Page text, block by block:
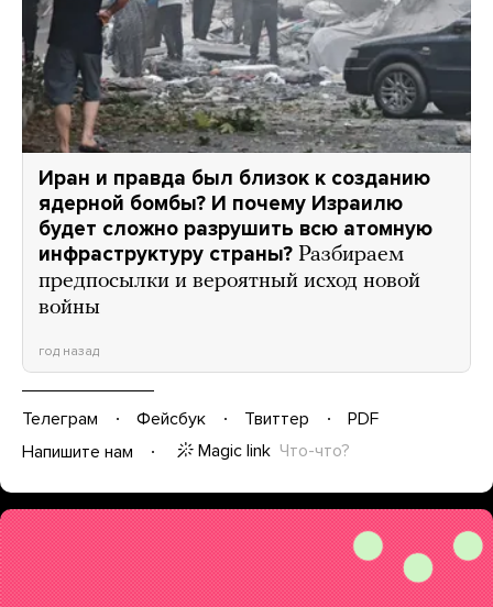
Иран и правда был близок к созданию
ядерной бомбы? И почему Израилю
будет сложно разрушить всю атомную
инфраструктуру страны? Разбираем
предпосылки и вероятный исход новой
войны
год назад
Телеграм Фейсбук Твиттер
PDF
Напишите нам
Magic link Что-что?